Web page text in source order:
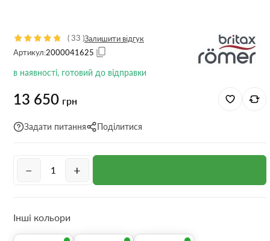
(33 )Залишити відгук
Артикул:2000041625
в наявності, готовий до відправки
13 650 грн
Задати питання Поділитися
− +
Інші кольори